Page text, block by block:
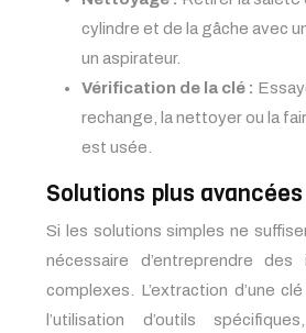
cylindre et de la gâche avec
un aspirateur.
Vérification de la clé :
rechange, la nettoyer ou la
est usée.
Solutions plus avancées
Si les solutions simples ne
nécessaire d’entreprendre des
complexes. L’extraction d’une
l’utilisation d’outils